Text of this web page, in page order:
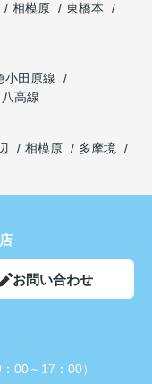
相模原
東橋本
小田原線
八高線
相模原
多摩境
お問い合わせ
00～17：00）